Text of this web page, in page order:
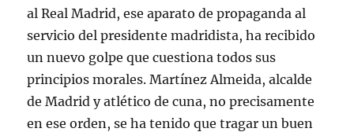
al Real Madrid, ese aparato de propaganda al
servicio del presidente madridista, ha recibido
un nuevo golpe que cuestiona todos sus
principios morales. Martínez Almeida, alcalde
de Madrid y atlético de cuna, no precisamente
en ese orden, se ha tenido que tragar un buen